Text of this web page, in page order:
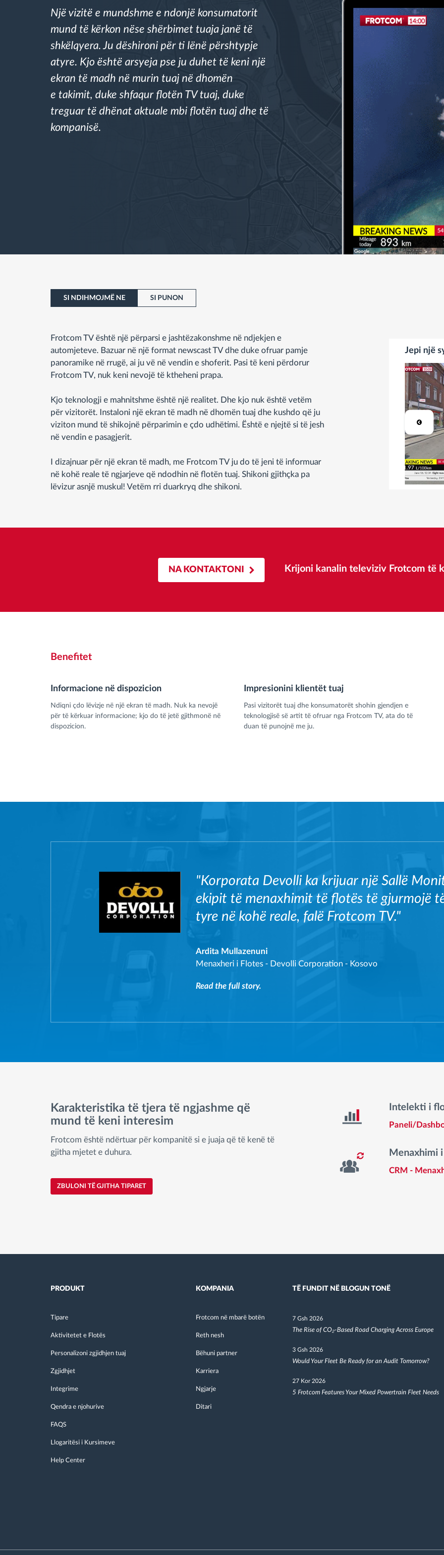
Menaxhimi i karburantit
Planifikimi dhe monitorimi rrugor
Identifikim automatik i shoferëve
Zbuloni të gjitha tiparet
Një vizitë e mundshme e ndonjë konsumatorit
mund të kërkon nëse shërbimet tuaja janë të
shkëlqyera. Ju dëshironi për ti lënë përshtypje
atyre. Kjo është arsyeja pse ju duhet të keni një
ekran të madh në murin tuaj në dhomën
e takimit, duke shfaqur flotën TV tuaj, duke
treguar të dhënat aktuale mbi flotën tuaj dhe të
kompanisë.
SI NDIHMOJMË NE SI PUNON
Frotcom TV është një përparsi e jashtëzakonshme në ndjekjen e
automjeteve. Bazuar në një format newscast TV dhe duke ofruar pamje
panoramike në rrugë, ai ju vë në vendin e shoferit. Pasi të keni përdorur
Frotcom TV, nuk keni nevojë të ktheheni prapa.
Kjo teknologji e mahnitshme është një realitet. Dhe kjo nuk është vetëm
për vizitorët. Instaloni një ekran të madh në dhomën tuaj dhe kushdo që ju
viziton mund të shikojnë përparimin e çdo udhëtimi. Është e njejtë si të jesh
në vendin e pasagjerit.
I dizajnuar për një ekran të madh, me Frotcom TV ju do të jeni të informuar
në kohë reale të ngjarjeve që ndodhin në flotën tuaj. Shikoni gjithçka pa
lëvizur asnjë muskul! Vetëm rri duarkryq dhe shikoni.
Jepi një
NA KONTAKTONI Krijoni kanalin televiziv Frotcom të
Benefitet
Informacione në dispozicion
Ndiqni çdo lëvizje në një ekran të madh. Nuk ka nevojë
për të kërkuar informacione; kjo do të jetë gjithmonë në
dispozicion.
Impresionini klientët tuaj
Pasi vizitorët tuaj dhe konsumatorët shohin gjendjen e
teknologjisë së artit të ofruar nga Frotcom TV, ata do të
duan të punojnë me ju.
"Korporata Devolli ka krijuar një Sallë
ekipit të menaxhimit të flotës të gjurmojë
tyre në kohë reale, falë Frotcom TV."
Ardita Mullazenuni
Menaxheri i Flotes - Devolli Corporation - Kosovo
Read the full story.
Karakteristika të tjera të ngjashme që
mund të keni interesim
Frotcom është ndërtuar për kompanitë si e juaja që të kenë të
gjitha mjetet e duhura.
ZBULONI TË GJITHA TIPARET
Intelekti i
Paneli/
Menaxhimi
CRM -
PRODUKT
Tipare
Aktivitetet e Flotës
Personalizoni zgjidhjen tuaj
Zgjidhjet
Integrime
Qendra e njohurive
FAQS
Llogaritësi i Kursimeve
Help Center
KOMPANIA
Frotcom në mbarë botën
Reth nesh
Bëhuni partner
Karriera
Ngjarje
Ditari
TË FUNDIT NË BLOGUN TONË
7 Gsh 2026
The Rise of CO₂-Based Road Charging Across Europe
3 Gsh 2026
Would Your Fleet Be Ready for an Audit Tomorrow?
27 Kor 2026
5 Frotcom Features Your Mixed Powertrain Fleet Needs